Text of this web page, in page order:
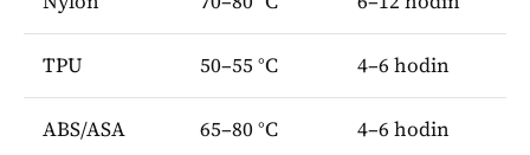
TPU 50–55 °C 4–6 hodin
ABS/ASA 65–80 °C 4–6 hodin